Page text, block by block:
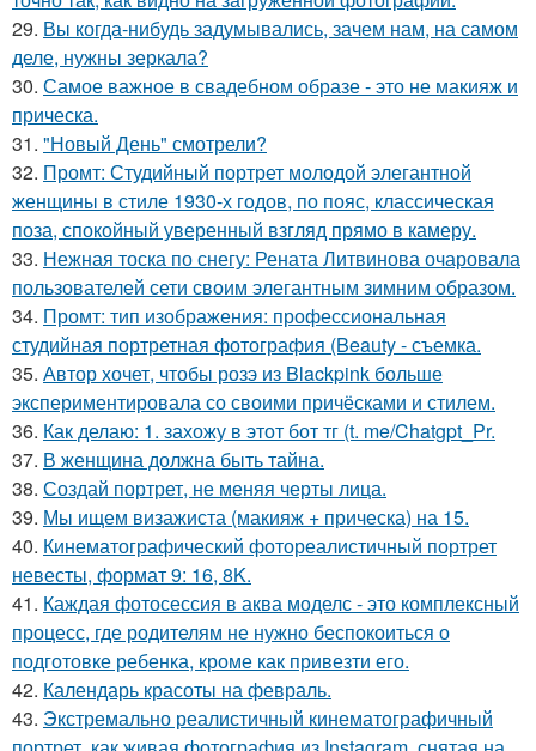
29. Вы когда-нибудь задумывались, зачем нам, на самом
деле, нужны зеркала?
30. Самое важное в свадебном образе - это не макияж и
прическа.
31. "Новый День" смотрели?
32. Промт: Студийный портрет молодой элегантной
женщины в стиле 1930-х годов, по пояс, классическая
поза, спокойный уверенный взгляд прямо в камеру.
33. Нежная тоска по снегу: Рената Литвинова очаровала
пользователей сети своим элегантным зимним образом.
34. Промт: тип изображения: профессиональная
студийная портретная фотография (Beauty - съемка.
35. Автор хочет, чтобы розэ из Blackpink больше
экспериментировала со своими причёсками и стилем.
36. Как делаю: 1. захожу в этот бот тг (t. me/Chatgpt_Pr.
37. В женщина должна быть тайна.
38. Создай портрет, не меняя черты лица.
39. Мы ищем визажиста (макияж + прическа) на 15.
40. Кинематографический фотореалистичный портрет
невесты, формат 9: 16, 8K.
41. Каждая фотосессия в аква моделс - это комплексный
процесс, где родителям не нужно беспокоиться о
подготовке ребенка, кроме как привезти его.
42. Календарь красоты на февраль.
43. Экстремально реалистичный кинематографичный